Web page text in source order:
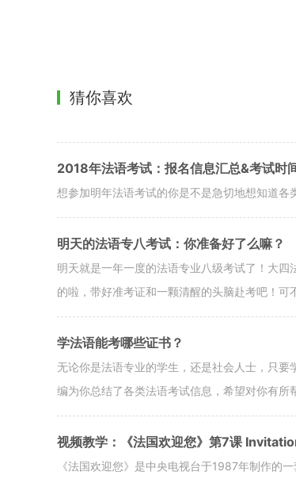
猜你喜欢
2018年法语考试：报名信息汇总&考试时
想参加明年法语考试的你是不是急切地想知道各
明天的法语专八考试：你准备好了么嘛？
明天就是一年一度的法语专业八级考试了！大
的啦，带好准考证和一颗清醒的头脑赴考吧！可
学法语能考哪些证书？
无论你是法语专业的学生，还是社会人士，只
编为你总结了各类法语考试信息，希望对你有所
视频教学：《法国欢迎您》第7课
《法国欢迎您》是中央电视台于1987年制作的